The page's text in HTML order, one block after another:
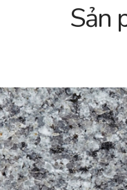
Sản